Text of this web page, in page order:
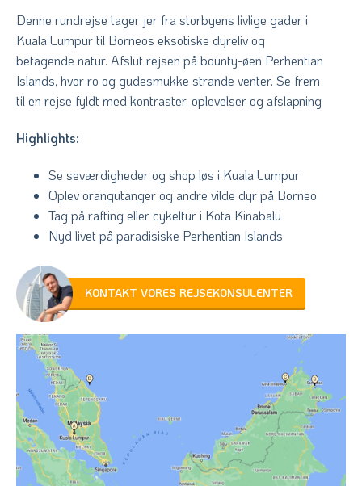
Denne rundrejse tager jer fra storbyens livlige gader i
Kuala Lumpur til Borneos eksotiske dyreliv og
betagende natur. Afslut rejsen på bounty-øen Perhentian
Islands, hvor ro og gudesmukke strande venter. Se frem
til en rejse fyldt med kontraster, oplevelser og afslapning
Highlights:
Se seværdigheder og shop løs i Kuala Lumpur
Oplev orangutanger og andre vilde dyr på Borneo
Tag på rafting eller cykeltur i Kota Kinabalu
Nyd livet på paradisiske Perhentian Islands
KONTAKT VORES REJSEKONSULENTER